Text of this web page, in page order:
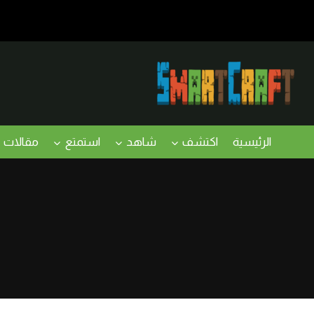
الرئيسية اكتشف شاهد استمتع مقالات